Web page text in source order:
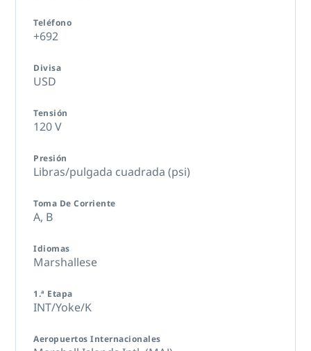
Teléfono
+692
Divisa
USD
Tensión
120 V
Presión
Libras/pulgada cuadrada (psi)
Toma De Corriente
A, B
Idiomas
Marshallese
1.ª Etapa
INT/Yoke/K
Aeropuertos Internacionales